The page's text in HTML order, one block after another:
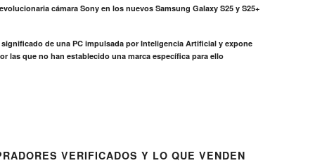
cámara Sony en los nuevos Samsung Galaxy S25 y S25+
significado de una PC impulsada por Inteligencia Artificial y expone
las que no han establecido una marca específica para ello
VERIFICADOS Y LO QUE VENDEN